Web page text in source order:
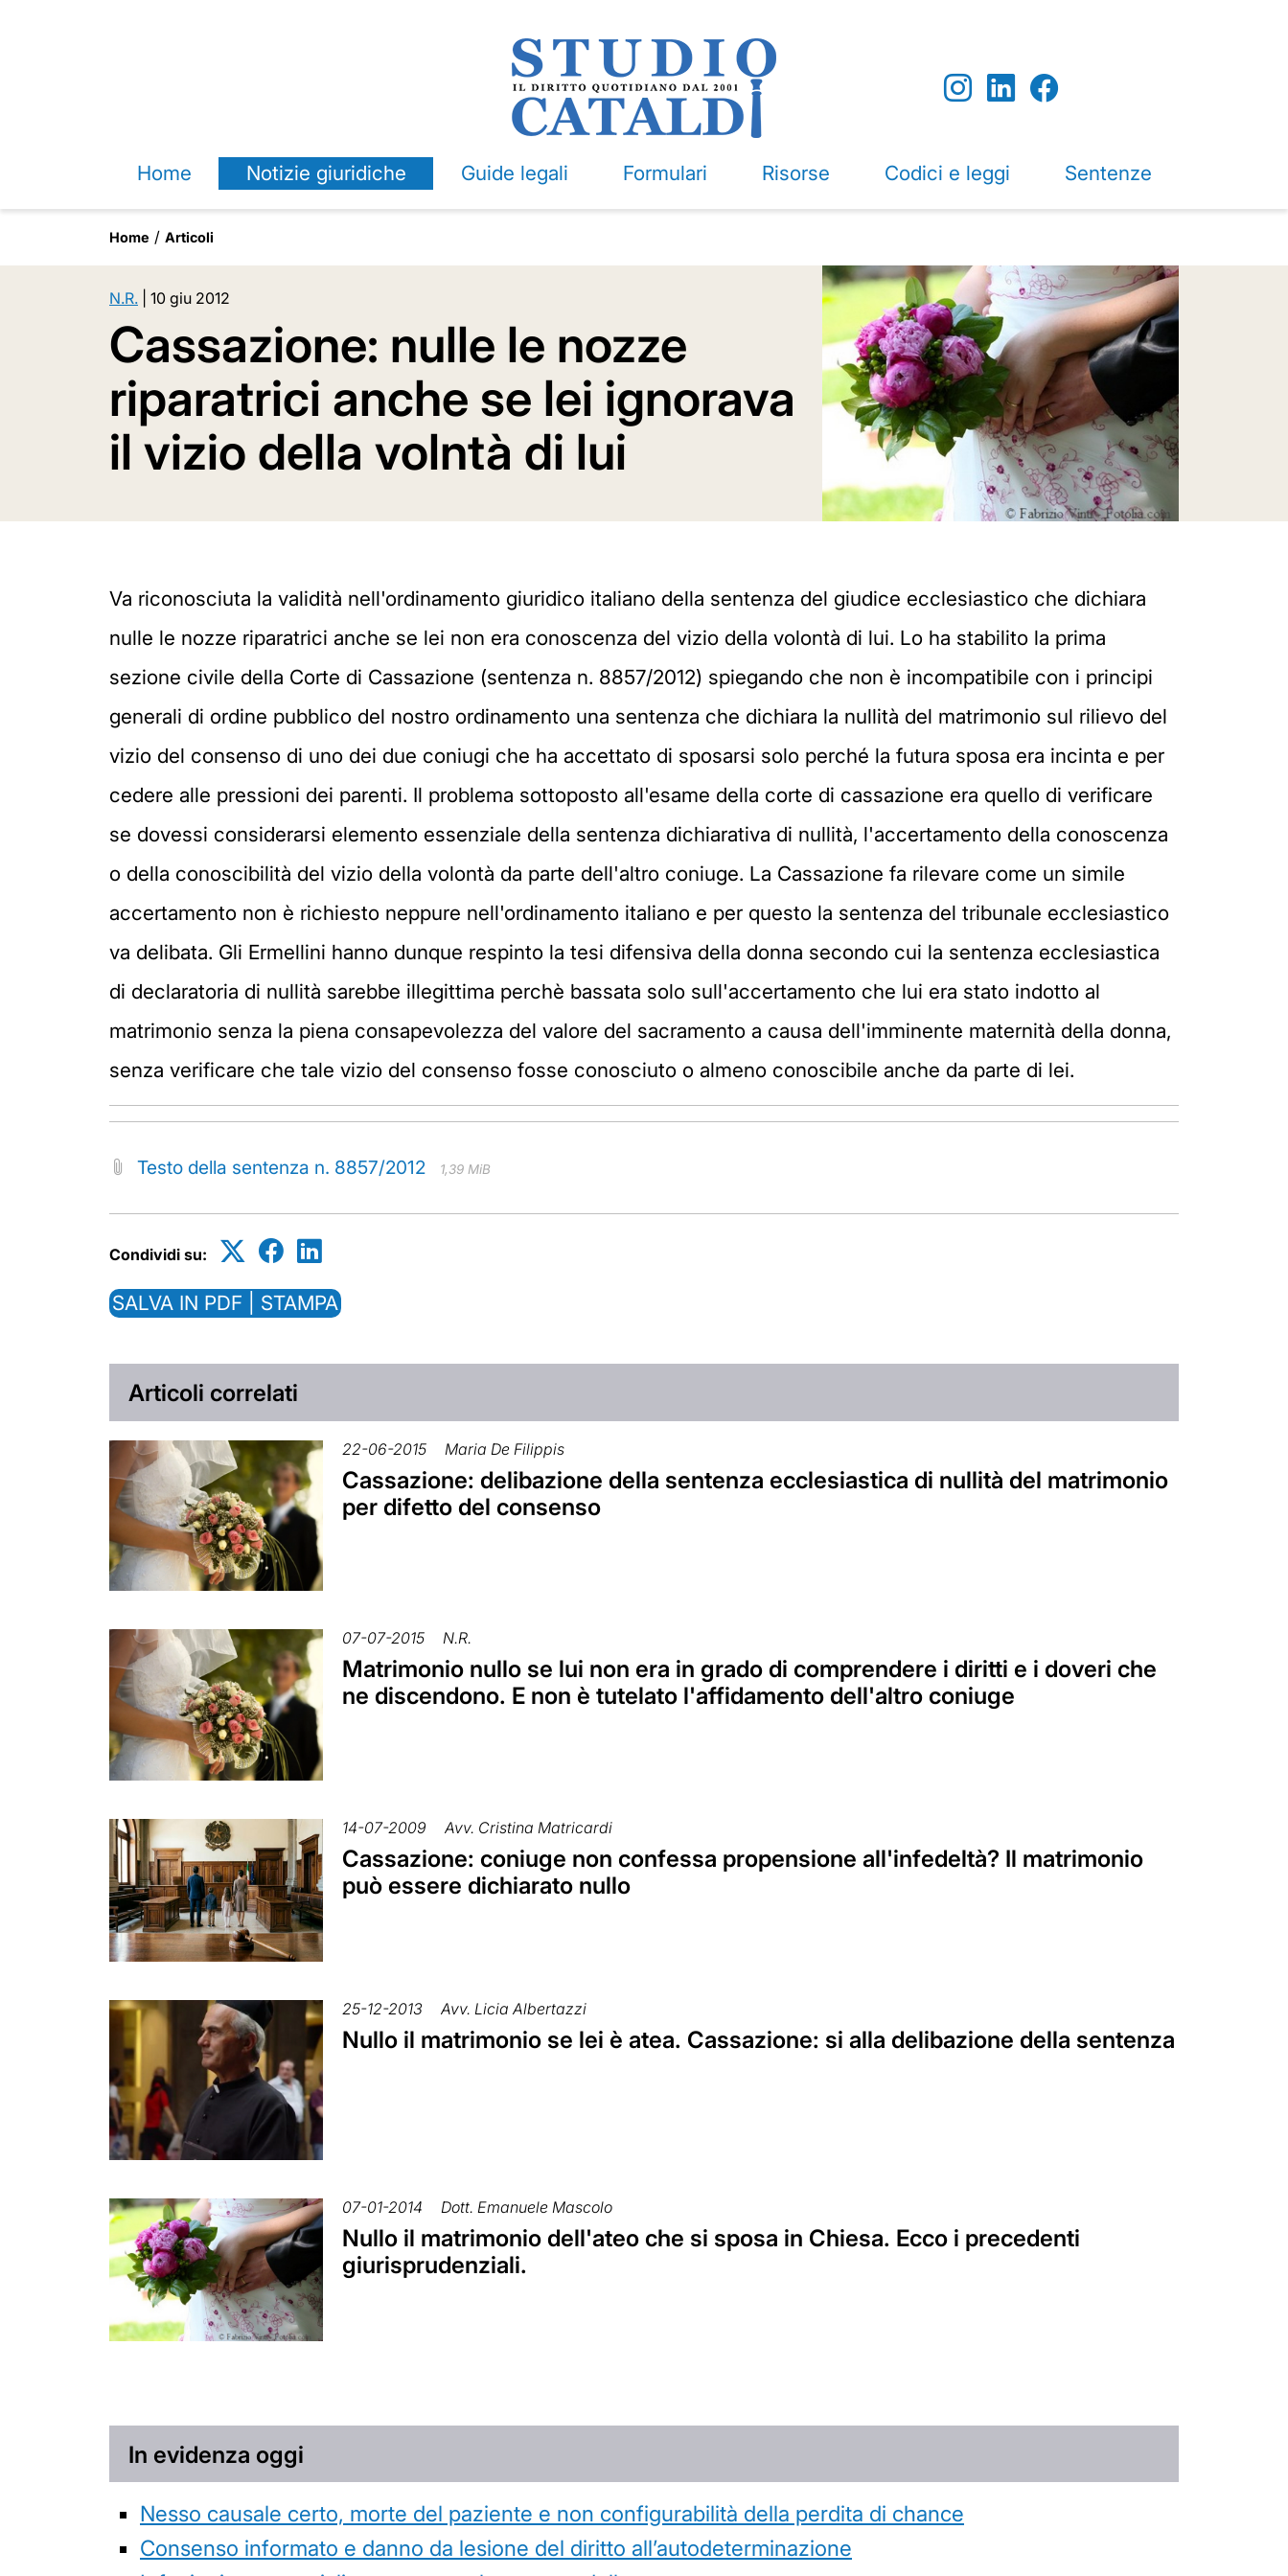
Home Notizie giuridiche Guide legali Formulari Risorse Codici e leggi Sentenze
Home Articoli
N.R. 10 giu 2012
Cassazione: nulle le nozze
riparatrici anche se lei ignorava
il vizio della volntà di lui
Va riconosciuta la validità nell'ordinamento giuridico italiano della sentenza del giudice ecclesiastico che dichiara
nulle le nozze riparatrici anche se lei non era conoscenza del vizio della volontà di lui. Lo ha stabilito la prima
sezione civile della Corte di Cassazione (sentenza n. 8857/2012) spiegando che non è incompatibile con i principi
generali di ordine pubblico del nostro ordinamento una sentenza che dichiara la nullità del matrimonio sul rilievo del
vizio del consenso di uno dei due coniugi che ha accettato di sposarsi solo perché la futura sposa era incinta e per
cedere alle pressioni dei parenti. Il problema sottoposto all'esame della corte di cassazione era quello di verificare
se dovessi considerarsi elemento essenziale della sentenza dichiarativa di nullità, l'accertamento della conoscenza
o della conoscibilità del vizio della volontà da parte dell'altro coniuge. La Cassazione fa rilevare come un simile
accertamento non è richiesto neppure nell'ordinamento italiano e per questo la sentenza del tribunale ecclesiastico
va delibata. Gli Ermellini hanno dunque respinto la tesi difensiva della donna secondo cui la sentenza ecclesiastica
di declaratoria di nullità sarebbe illegittima perchè bassata solo sull'accertamento che lui era stato indotto al
matrimonio senza la piena consapevolezza del valore del sacramento a causa dell'imminente maternità della donna,
senza verificare che tale vizio del consenso fosse conosciuto o almeno conoscibile anche da parte di lei.
Testo della sentenza n. 8857/2012 1,39 MiB
Condividi su:
SALVA IN PDF | STAMPA
Articoli correlati
22-06-2015 Maria De Filippis
Cassazione: delibazione della sentenza ecclesiastica di nullità del matrimonio
per difetto del consenso
07-07-2015 N.R.
Matrimonio nullo se lui non era in grado di comprendere i diritti e i doveri che
ne discendono. E non è tutelato l'affidamento dell'altro coniuge
14-07-2009 Avv. Cristina Matricardi
Cassazione: coniuge non confessa propensione all'infedeltà? Il matrimonio
può essere dichiarato nullo
25-12-2013 Avv. Licia Albertazzi
Nullo il matrimonio se lei è atea. Cassazione: si alla delibazione della sentenza
07-01-2014 Dott. Emanuele Mascolo
Nullo il matrimonio dell'ateo che si sposa in Chiesa. Ecco i precedenti
giurisprudenziali.
In evidenza oggi
Nesso causale certo, morte del paziente e non configurabilità della perdita di chance
Consenso informato e danno da lesione del diritto all’autodeterminazione